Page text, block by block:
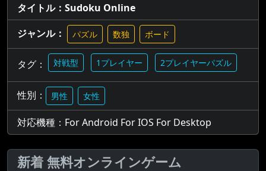
タイトル：Sudoku Online
ジャンル：
パズル 数独 ボード
タグ： 対戦型 1プレイヤー 2プレイヤーパズル
性別： 男性 女性
対応機種：For Android For IOS For Desktop
新着 無料オンラインゲーム